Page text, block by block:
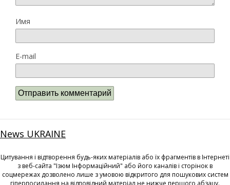
Имя
E-mail
News UKRAINE
Цитування і відтворення будь-яких матеріалів або їх фрагментів в Інтернеті
з веб-сайта "Ізюм Інформаційний" або його каналів і сторінок в
соцмережах дозволено лише з умовою відкритого для пошукових систем